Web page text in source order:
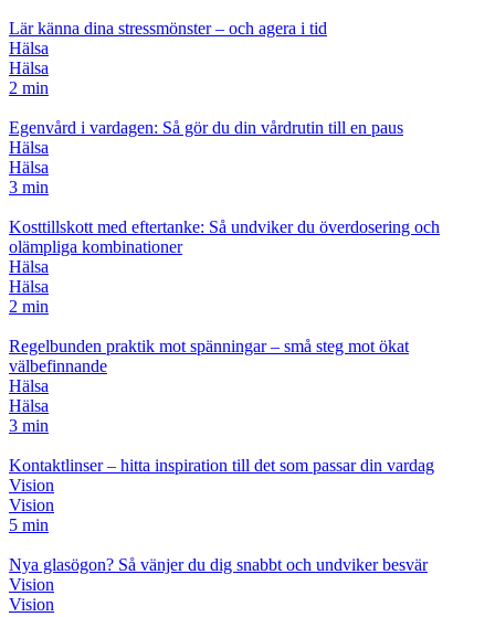
Lär känna dina stressmönster – och agera i tid
Hälsa
Hälsa
2 min
Egenvård i vardagen: Så gör du din vårdrutin till en paus
Hälsa
Hälsa
3 min
Kosttillskott med eftertanke: Så undviker du överdosering och
olämpliga kombinationer
Hälsa
Hälsa
2 min
Regelbunden praktik mot spänningar – små steg mot ökat
välbefinnande
Hälsa
Hälsa
3 min
Kontaktlinser – hitta inspiration till det som passar din vardag
Vision
Vision
5 min
Nya glasögon? Så vänjer du dig snabbt och undviker besvär
Vision
Vision